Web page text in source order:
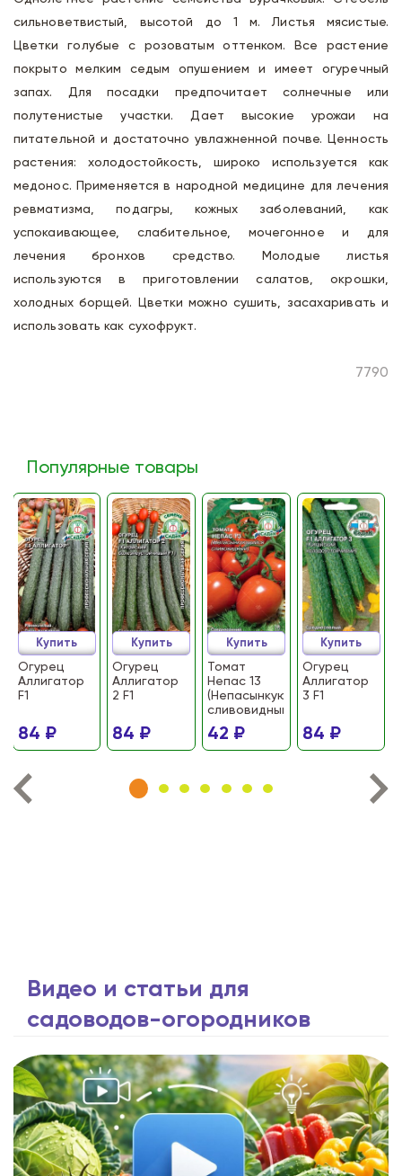
сильноветвистый, высотой до 1 м. Листья мясистые.
Цветки голубые с розоватым оттенком. Все растение
покрыто мелким седым опушением и имеет огуречный
запах. Для посадки предпочитает солнечные или
полутенистые участки. Дает высокие урожаи на
питательной и достаточно увлажненной почве. Ценность
растения: холодостойкость, широко используется как
медонос. Применяется в народной медицине для лечения
ревматизма, подагры, кожных заболеваний, как
успокаивающее, слабительное, мочегонное и для
лечения бронхов средство. Молодые листья
используются в приготовлении салатов, окрошки,
холодных борщей. Цветки можно сушить, засахаривать и
использовать как сухофрукт.
7790
Популярные товары
Огурец
Аллигатор
F1
84 ₽
Купить
Огурец
Аллигатор
2 F1
84 ₽
Купить
Томат
Непас 13
(Непасынкующийся
сливовидный)
42 ₽
Купить
Огурец
Аллигатор
3 F1
84 ₽
Купить
Видео и статьи для
садоводов-огородников